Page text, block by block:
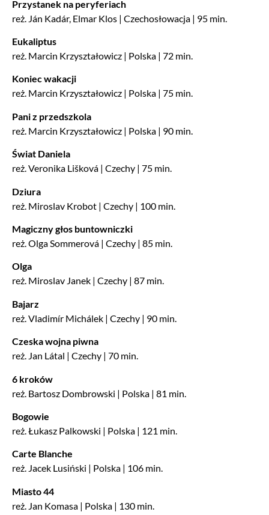
Przystanek na peryferiach
reż. Ján Kadár, Elmar Klos | Czechosłowacja | 95 min.
Eukaliptus
reż. Marcin Krzyształowicz | Polska | 72 min.
Koniec wakacji
reż. Marcin Krzyształowicz | Polska | 75 min.
Pani z przedszkola
reż. Marcin Krzyształowicz | Polska | 90 min.
Świat Daniela
reż. Veronika Lišková | Czechy | 75 min.
Dziura
reż. Miroslav Krobot | Czechy | 100 min.
Magiczny głos buntowniczki
reż. Olga Sommerová | Czechy | 85 min.
Olga
reż. Miroslav Janek | Czechy | 87 min.
Bajarz
reż. Vladimír Michálek | Czechy | 90 min.
Czeska wojna piwna
reż. Jan Látal | Czechy | 70 min.
6 kroków
reż. Bartosz Dombrowski | Polska | 81 min.
Bogowie
reż. Łukasz Palkowski | Polska | 121 min.
Carte Blanche
reż. Jacek Lusiński | Polska | 106 min.
Miasto 44
reż. Jan Komasa | Polska | 130 min.